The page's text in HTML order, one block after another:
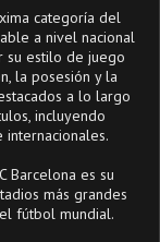
categoría del
a nivel nacional
su estilo de juego
la posesión y la
a lo largo
incluyendo
internacionales.
Barcelona es su
más grandes
fútbol mundial.